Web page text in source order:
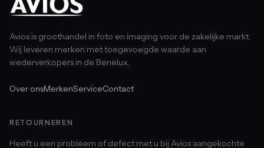
Avios is groothandel in foto en imaging voor de zakelijke markt.
Wij leveren merken met toegevoegde waarde aan
wederverkopers in de Benelux.
Over onsMerkenServiceContact
RETOURNEREN
Heeft u een probleem of defect met u bij Avios aangekochte